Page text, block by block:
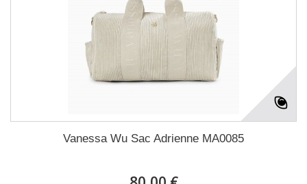
Vanessa Wu Sac Adrienne MA0085